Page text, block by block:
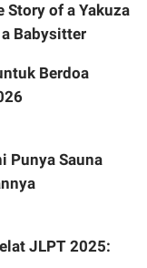
Story of a Yakuza
Babysitter
Berdoa
Punya Sauna
JLPT 2025: